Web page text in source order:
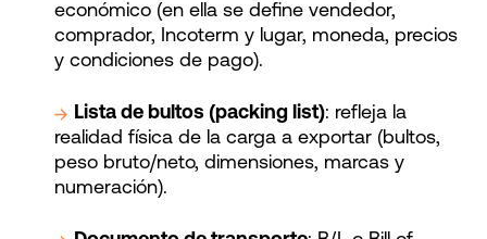
económico (en ella se define vendedor,
comprador, Incoterm y lugar, moneda, precios
y condiciones de pago).
Lista de bultos (packing list): refleja la
realidad física de la carga a exportar (bultos,
peso bruto/neto, dimensiones, marcas y
numeración).